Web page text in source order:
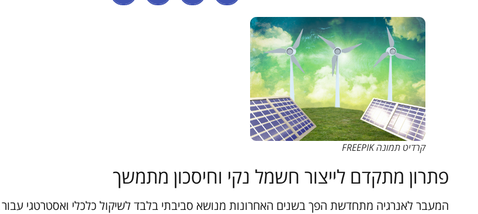
קרדיט תמונה FREEPIK
פתרון מתקדם לייצור חשמל נקי וחיסכון מתמשך
המעבר לאנרגיה מתחדשת הפך בשנים האחרונות מנושא סביבתי בלבד לשיקול כלכלי ואסטרטגי